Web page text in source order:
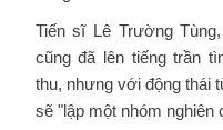
Tiến sĩ Lê Trường
cũng đã lên tiếng trần
thu, nhưng với động thái
sẽ "lập một nhóm nghiên